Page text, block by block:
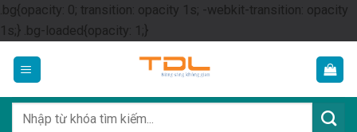
.bg{opacity: 0; transition: opacity 1s; -webkit-transition: opacity
1s;} .bg-loaded{opacity: 1;}Skip
content
kiếm: